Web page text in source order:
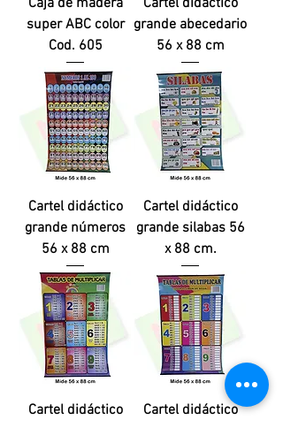
Caja de madera
super ABC color
Cod. 605
Cartel didáctico
grande abecedario
56 x 88 cm
Cartel didáctico
grande números
56 x 88 cm
Cartel didáctico
grande silabas 56
x 88 cm.
Cartel didáctico
Cartel didáctico